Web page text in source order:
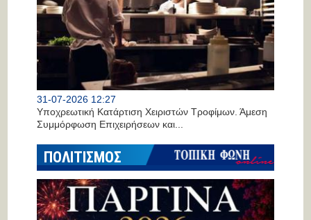
31-07-2026 12:27
Υποχρεωτική Κατάρτιση Χειριστών Τροφίμων. Άμεση
Συμμόρφωση Επιχειρήσεων και...
ΠΟΛΙΤΙΣΜΟΣ